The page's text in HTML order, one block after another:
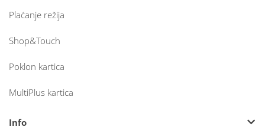
Plaćanje režija
Shop&Touch
Poklon kartica
MultiPlus kartica
Info